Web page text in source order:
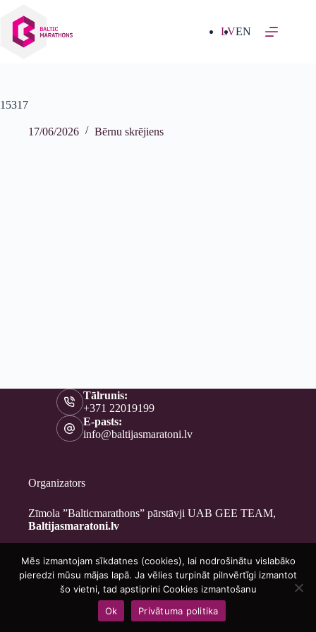
saturu
LVEN
15317
17/06/2026 Bērnu skrējiens
Tālrunis:
+371 22019199
E-pasts:
info@baltijasmaratoni.lv
Organizators
Zīmola ”Balticmarathons” pārstāvji UAB GEE TEAM,
Baltijasmaratoni.lv
Kontakti
Par mums
Brīvprātīgajiem
Privātuma politika
Copyright © 2026 - Baltijasmaratoni.lv
Mēs izmantojam sīkdatnes (cookies), lai nodrošinātu vislabāko
pieredzi mūsu mājas lapā. Ja vēlies turpināt pilnvērtīgi izmantot
šo vietni, tad apstiprini Cookies izmantošanu
Ok
Privātuma politika